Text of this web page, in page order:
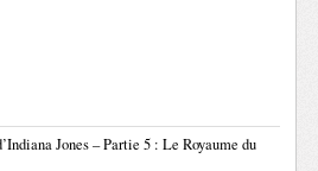
Jones – Partie 5 : Le Royaume du